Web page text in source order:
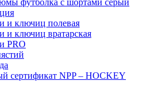
футболка с шортами серый
и ключиц полевая
и ключиц вратарская
PRO
сертификат NPP – HOCKEY